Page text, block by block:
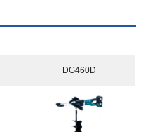
DG460D